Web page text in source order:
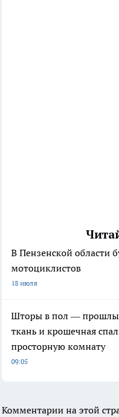
В Пензенской области
мотоциклистов
18 июля
Шторы в пол —
ткань и крошечная
просторную комнату
09:05
Комментарии на этой